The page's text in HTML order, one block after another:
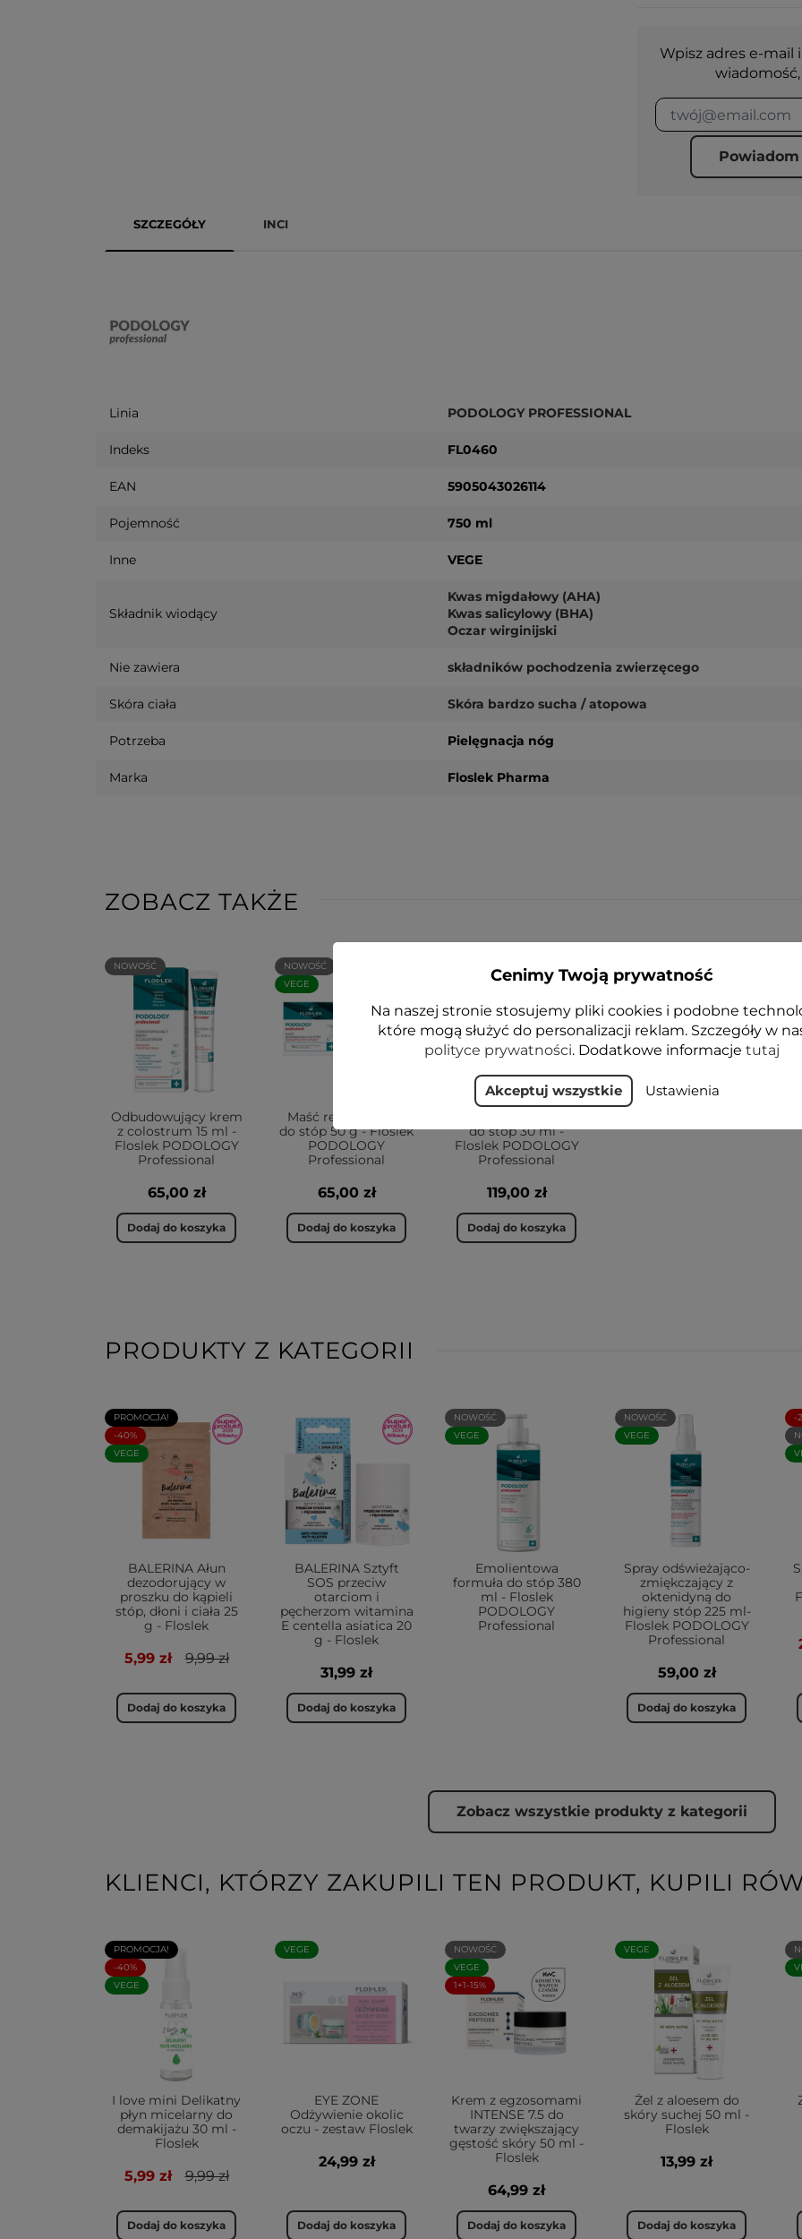
Wpisz adres e-mail
SZCZEGÓŁY INCI
Linia PODOLOGY PROFESSIONAL
Indeks FL0460
EAN 5905043026114
Pojemność 750 ml
Inne VEGE
Składnik wiodący
Kwas migdałowy (AHA)
Kwas salicylowy (BHA)
Oczar wirginijski
Nie zawiera składników pochodzenia zwierzęcego
Skóra ciała Skóra bardzo sucha / atopowa
Potrzeba Pielęgnacja nóg
Marka Floslek Pharma
ZOBACZ TAKŻE
NOWOŚĆ
Odbudowujący krem
z colostrum 15 ml -
Floslek PODOLOGY
Professional
65,00 zł
Dodaj do koszyka
NOWOŚĆ
VEGE
Maść regenerująca
do stóp 50 g - Floslek
PODOLOGY
Professional
65,00 zł
Dodaj do koszyka
do stóp 30 ml -
Floslek PODOLOGY
Professional
119,00 zł
Dodaj do koszyka
PRODUKTY Z KATEGORII
PROMOCJA!
-40%
VEGE
BALERINA Ałun
dezodorujący w
proszku do kąpieli
stóp, dłoni i ciała 25
g - Floslek
5,99 zł 9,99 zł
Dodaj do koszyka
BALERINA Sztyft
SOS przeciw
otarciom i
pęcherzom witamina
E centella asiatica 20
g - Floslek
31,99 zł
Dodaj do koszyka
NOWOŚĆ
VEGE
Emolientowa
formuła do stóp 380
ml - Floslek
PODOLOGY
Professional
NOWOŚĆ
VEGE
Spray odświeżająco-
zmiękczający z
oktenidyną do
higieny stóp 225 ml-
Floslek PODOLOGY
Professional
59,00 zł
Dodaj do koszyka
-
Zobacz wszystkie produkty z kategorii
KLIENCI, KTÓRZY ZAKUPILI TEN PRODUKT, KUPILI
PROMOCJA!
-40%
VEGE
I love mini Delikatny
płyn micelarny do
demakijażu 30 ml -
Floslek
5,99 zł 9,99 zł
Dodaj do koszyka
VEGE
EYE ZONE
Odżywienie okolic
oczu - zestaw Floslek
24,99 zł
Dodaj do koszyka
NOWOŚĆ
VEGE
1+1-15%
Krem z egzosomami
INTENSE 7.5 do
twarzy zwiększający
gęstość skóry 50 ml -
Floslek
64,99 zł
Dodaj do koszyka
VEGE
Żel z aloesem do
skóry suchej 50 ml -
Floslek
13,99 zł
Dodaj do koszyka
Cenimy Twoją prywatność
Na naszej stronie stosujemy pliki cookies i podobne
które mogą służyć do personalizacji reklam. Szczegóły w
polityce prywatności. Dodatkowe informacje tutaj
Akceptuj wszystkie Ustawienia